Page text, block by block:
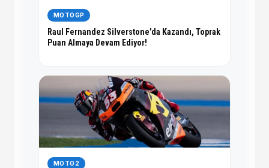
MOTOGP
Raul Fernandez Silverstone’da Kazandı, Toprak
Puan Almaya Devam Ediyor!
MOTO2